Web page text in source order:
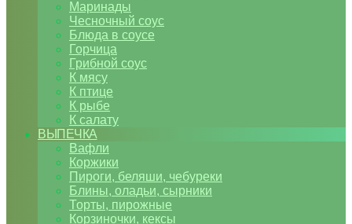
Маринады
Чесночный соус
Блюда в соусе
Горчица
Грибной соус
К мясу
К птице
К рыбе
К салату
ВЫПЕЧКА
Вафли
Коржики
Пироги, беляши, чебуреки
Блины, оладьи, сырники
Торты, пирожные
Корзиночки, кексы